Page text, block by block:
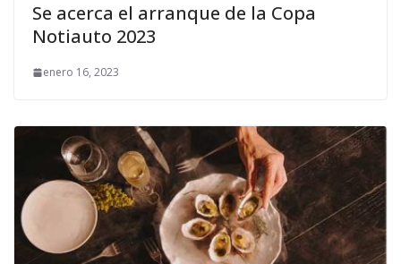
Se acerca el arranque de la Copa
Notiauto 2023
enero 16, 2023